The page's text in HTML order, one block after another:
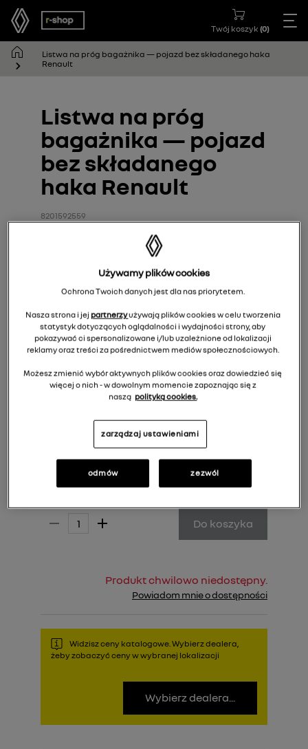
Twój koszyk (0)
Listwa na próg bagażnika — pojazd bez składanego haka
Renault
Listwa na próg
bagażnika — pojazd
bez składanego
haka Renault
8201592559
Cena rekomendowana: 542,00 zł
Do koszyka
Produkt chwilowo niedostępny.
Powiadom mnie o dostępności
Widzisz ceny katalogowe. Wybierz dealera,
żeby zobaczyć ceny w wybranej lokalizacji
Wybierz dealera...
Używamy plików cookies
Ochrona Twoich danych jest dla nas priorytetem.
Nasza strona i jej partnerzyużywają plików cookies w celu tworzenia
statystyk dotyczących oglądalności i wydajności strony, aby
pokazywać ci spersonalizowane i/lub uzależnione od lokalizacji
reklamy oraz treści za pośrednictwem mediów społecznościowych.
Możesz zmienić wybór aktywnych plików cookies oraz dowiedzieć się
więcej o nich - w dowolnym momencie zapoznając się z
naszą polityką cookies.
zarządzaj ustawieniami
odmów zezwól